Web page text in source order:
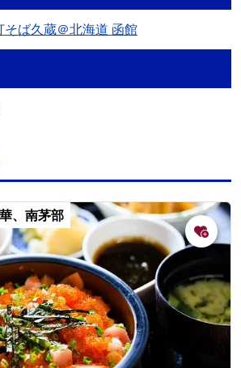
ば久蔵＠北海道 函館
、南茅部